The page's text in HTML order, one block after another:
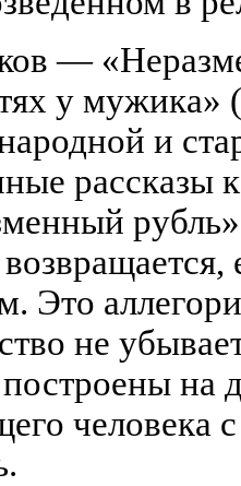
—
у мужика»
и
рассказы
Это
не
на
человека